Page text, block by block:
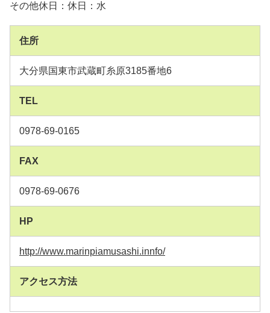
その他休日：休日：水
住所
大分県国東市武蔵町糸原3185番地6
TEL
0978-69-0165
FAX
0978-69-0676
HP
http://www.marinpiamusashi.innfo/
アクセス方法